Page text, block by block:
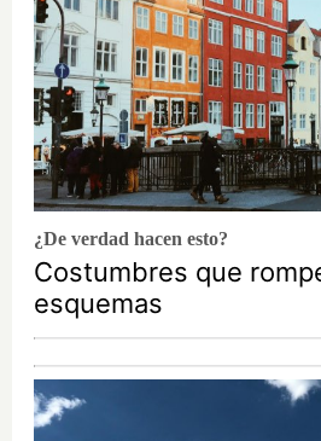
¿De verdad hacen esto?
Costumbres que
esquemas